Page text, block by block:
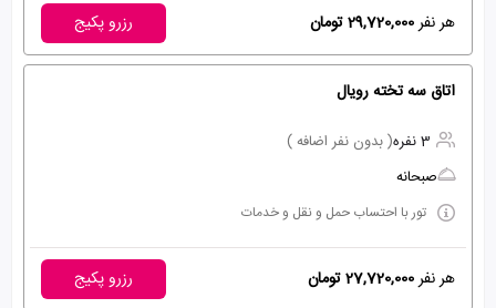
هر نفر29,720,000 تومان رزرو پکیج
اتاق سه تخته رویال
3 نفره
( بدون نفر اضافه )
صبحانه
تور با احتساب حمل و نقل و خدمات
هر نفر27,720,000 تومان رزرو پکیج